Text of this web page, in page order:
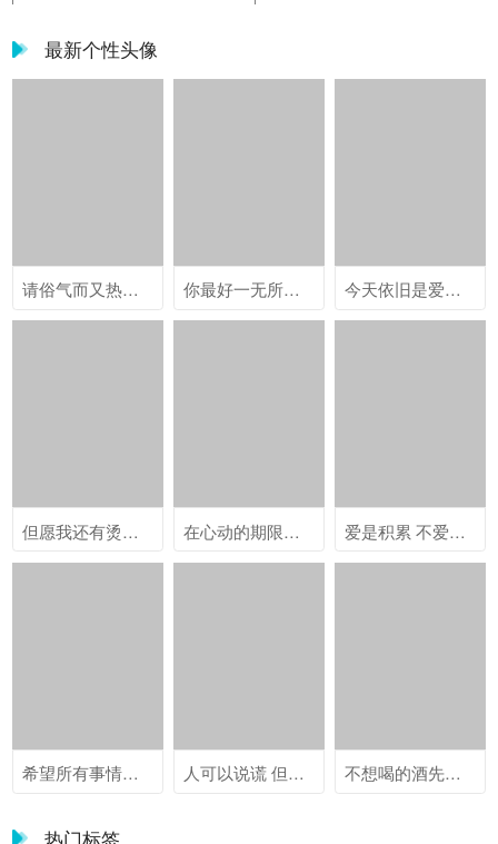
最新个性头像
请俗气而又热烈的爱我 你最好一无所有 然后把我当全部 今天依旧是爱你的可爱鬼
但愿我还有烫死人的热情. 在心动的期限里无限喜欢你 ​​​ 爱是积累 不爱也是 .
希望所有事情都像长胖一样简单 人可以说谎 但细节不会 . 不想喝的酒先干为敬 不想见的人笑脸相迎
热门标签